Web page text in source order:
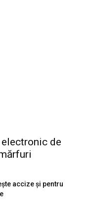
de
accize și pentru